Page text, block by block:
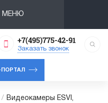
МЕНЮ
+7(495)775-42-91
Заказать звонок
ПОРТАЛ
/
Видеокамеры ESVI,